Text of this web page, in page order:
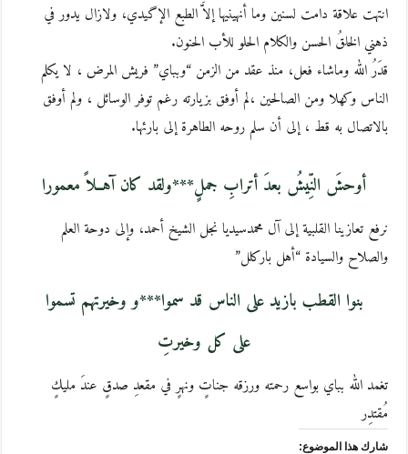
انتهت علاقة دامت لسنين وما أنهينيها إلاَّ الطبع الإگيدي، ولازال يدور في
ذهني الخلقُ الحسن والكلام الحلو للأب الحنون.
قدَرُ الله وماشاء فعل، منذ عقد من الزمن “وبباي” فريش المرض ، لا يكلم
الناس وكهلا ومن الصالحين ،لم أوفق بزيارته رغم توفر الوسائل ، ولم أوفق
بالاتصال به قط ، إلى أن سلم روحه الطاهرة إلى بارئها.
أوحشَ النِّيشُ بعدَ أترابِ جملٍ***ولقد كان آهــلاً معمورا
نرفع تعازينا القلبية إلى آل محمدسيديا نجل الشيخ أحمد، وإلى دوحة العلم
والصلاح والسيادة “أهل باركلل”
بنوا القطب بازيد على الناس قد سموا***و وخيرتهم تسموا
على كل وخيرتِ
تغمد الله بباي بواسع رحمته ورزقه جناتٍ ونهرٍ في مقعدِ صدقٍ عندَ مليكٍ
مُقتدِر
شارك هذا الموضوع: